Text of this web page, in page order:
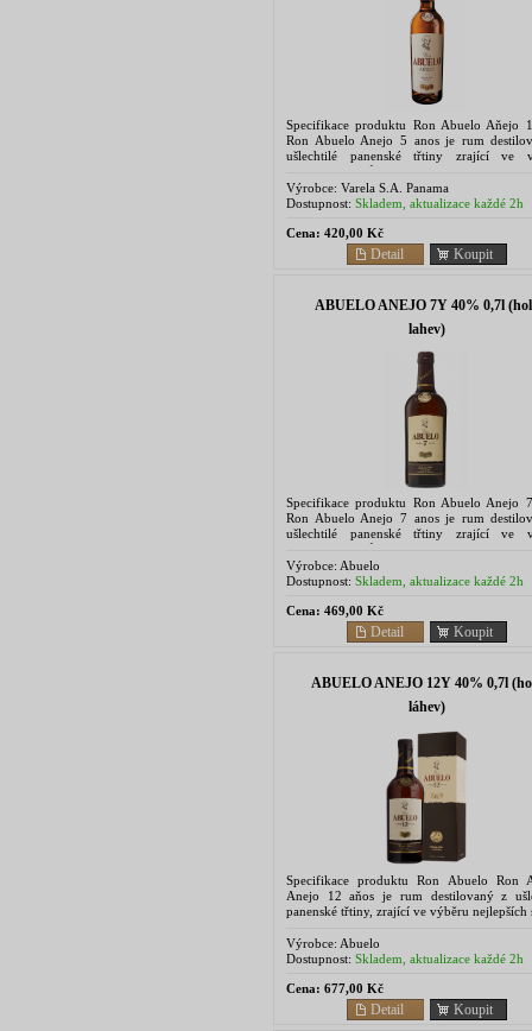
Specifikace produktu Ron Abuelo Aňejo
Ron Abuelo Anejo 5 anos je rum
ušlechtilé panenské třtiny zrající ve
nejlepších sudů z bílého dubu. Pod
sluncem ve speciálních...
Výrobce: Varela S.A. Panama
Dostupnost: Skladem, aktualizace každé 2h
Cena: 420,00 Kč
Koupit
Detail
ABUELO ANEJO 7Y 40% 0,7l
lahev)
Specifikace produktu Ron Abuelo Anejo
Ron Abuelo Anejo 7 anos je rum
ušlechtilé panenské třtiny zrající ve
nejlepších sudů z bílého dubu. Pod
sluncem ve...
Výrobce: Abuelo
Dostupnost: Skladem, aktualizace každé 2h
Cena: 469,00 Kč
Koupit
Detail
ABUELO ANEJO 12Y 40% 0,7l
láhev)
Specifikace produktu Ron Abuelo Ron
Anejo 12 aňos je rum destilovaný z
panenské třtiny, zrající ve výběru nejlepších
speciálních barelech...
Výrobce: Abuelo
Dostupnost: Skladem, aktualizace každé 2h
Cena: 677,00 Kč
Koupit
Detail